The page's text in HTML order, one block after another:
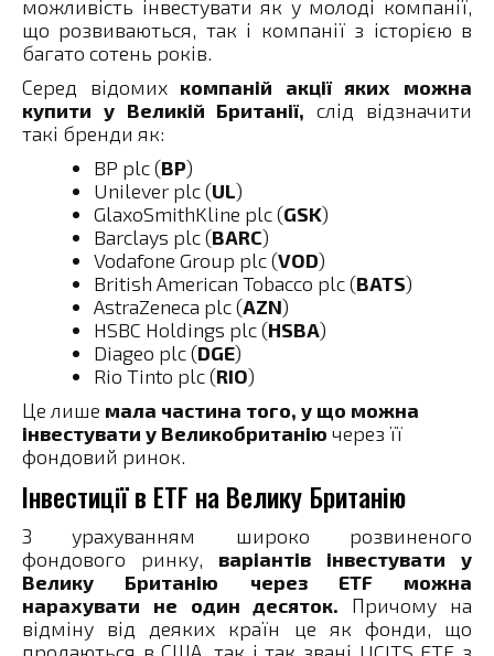
можливість інвестувати як у молоді компанії,
що розвиваються, так і компанії з історією в
багато сотень років.
Серед відомих компаній акції яких можна
купити у Великій Британії, слід відзначити
такі бренди як:
BP plc (BP)
Unilever plc (UL)
GlaxoSmithKline plc (GSK)
Barclays plc (BARC)
Vodafone Group plc (VOD)
British American Tobacco plc (BATS)
AstraZeneca plc (AZN)
HSBC Holdings plc (HSBA)
Diageo plc (DGE)
Rio Tinto plc (RIO)
Це лише мала частина того, у що можна
інвестувати у Великобританію через її
фондовий ринок.
Інвестиції в ETF на Велику Британію
З урахуванням широко розвиненого
фондового ринку, варіантів інвестувати у
Велику Британію через ETF можна
нарахувати не один десяток. Причому на
відміну від деяких країн це як фонди, що